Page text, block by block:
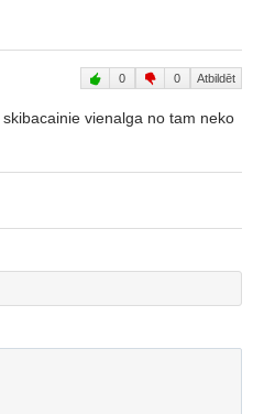
0 0 Atbildēt
vienalga no tam neko